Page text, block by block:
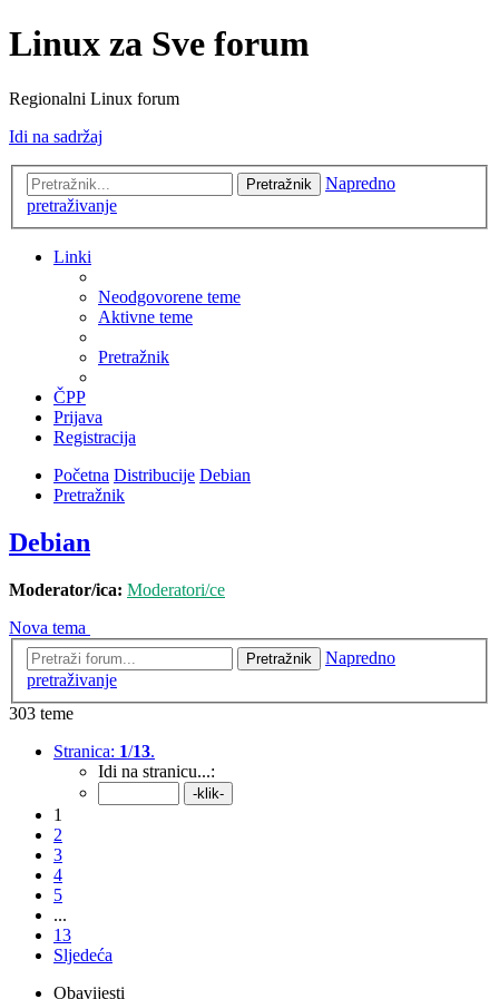
Linux za Sve forum
Regionalni Linux forum
Idi na sadržaj
Pretražnik
Napredno
pretraživanje
Linki
Neodgovorene teme
Aktivne teme
Pretražnik
ČPP
Prijava
Registracija
Početna Distribucije Debian
Pretražnik
Debian
Moderator/ica: Moderatori/ce
Nova tema
Pretražnik
Napredno
pretraživanje
303 teme
Stranica: 1/13.
Idi na stranicu...:
1
2
3
4
5
...
13
Sljedeća
Obavijesti